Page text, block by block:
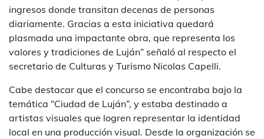
ingresos donde transitan decenas de personas
diariamente. Gracias a esta iniciativa quedará
plasmada una impactante obra, que representa los
valores y tradiciones de Luján” señaló al respecto el
secretario de Culturas y Turismo Nicolas Capelli.
Cabe destacar que el concurso se encontraba bajo la
temática “Ciudad de Luján”, y estaba destinado a
artistas visuales que logren representar la identidad
local en una producción visual. Desde la organización se